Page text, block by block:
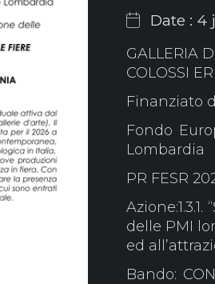
Date : 4
GALLERIA
COLOSSI
Finanziato
Fondo
Lombardia
PR FESR
delle PMI
ed
Bando: